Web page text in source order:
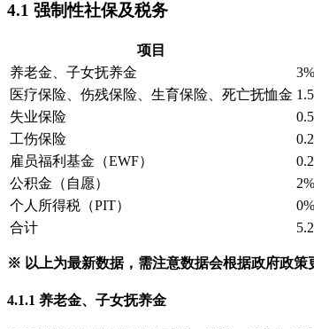
4.1 强制性社保及税务
项目
养老金、子女抚养金
3%
医疗保险、伤残保险、生育保险、死亡抚恤金
失业保险
工伤保险
雇员福利基金（EWF）
公积金（自愿）
个人所得税（PIT）
0%
合计
※ 以上为最新数据，需注意数据会根据政府政
4.1.1 养老金、子女抚养金